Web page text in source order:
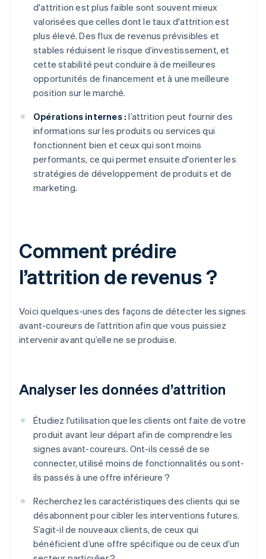
d'attrition est plus faible sont souvent mieux
valorisées que celles dont le taux d'attrition est
plus élevé. Des flux de revenus prévisibles et
stables réduisent le risque d’investissement, et
cette stabilité peut conduire à de meilleures
opportunités de financement et à une meilleure
position sur le marché.
Opérations internes : l’attrition peut fournir des
informations sur les produits ou services qui
fonctionnent bien et ceux qui sont moins
performants, ce qui permet ensuite d'orienter les
stratégies de développement de produits et de
marketing.
Comment prédire
l’attrition de revenus ?
Voici quelques-unes des façons de détecter les signes
avant-coureurs de l’attrition afin que vous puissiez
intervenir avant qu’elle ne se produise.
Analyser les données d’attrition
Étudiez l'utilisation que les clients ont faite de votre
produit avant leur départ afin de comprendre les
signes avant-coureurs. Ont-ils cessé de se
connecter, utilisé moins de fonctionnalités ou sont-
ils passés à une offre inférieure ?
Recherchez les caractéristiques des clients qui se
désabonnent pour cibler les interventions futures.
S’agit-il de nouveaux clients, de ceux qui
bénéficient d’une offre spécifique ou de ceux d’un